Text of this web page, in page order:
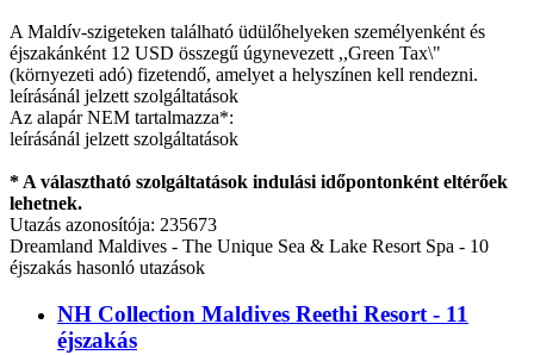
A Maldív-szigeteken található üdülőhelyeken személyenként és
éjszakánként 12 USD összegű úgynevezett ,,Green Tax\"
(környezeti adó) fizetendő, amelyet a helyszínen kell rendezni.
leírásánál jelzett szolgáltatások
Az alapár NEM tartalmazza*:
leírásánál jelzett szolgáltatások
* A választható szolgáltatások indulási időpontonként eltérőek
lehetnek.
Utazás azonosítója: 235673
Dreamland Maldives - The Unique Sea & Lake Resort Spa - 10
éjszakás hasonló utazások
NH Collection Maldives Reethi Resort - 11
éjszakás